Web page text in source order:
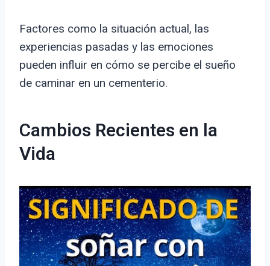
Factores como la situación actual, las
experiencias pasadas y las emociones
pueden influir en cómo se percibe el sueño
de caminar en un cementerio.
Cambios Recientes en la
Vida